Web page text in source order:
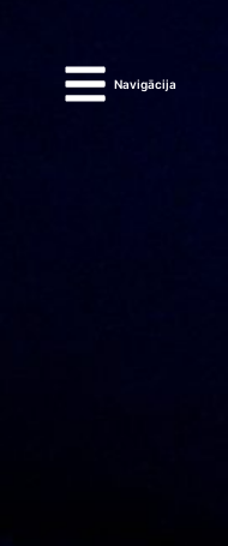
Navigācija